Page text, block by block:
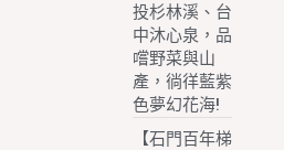
投杉林溪、台
中沐心泉，品
嚐野菜與山
產，徜徉藍紫
色夢幻花海!
【石門百年梯